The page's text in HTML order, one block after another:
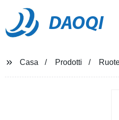
DAOQI
Casa Prodotti